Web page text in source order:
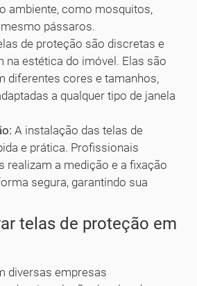
ambiente, como mosquitos,
pássaros.
de proteção são discretas e
na estética do imóvel. Elas são
diferentes cores e tamanhos,
a qualquer tipo de janela
A instalação das telas de
e prática. Profissionais
realizam a medição e a fixação
segura, garantindo sua
telas de proteção em
diversas empresas